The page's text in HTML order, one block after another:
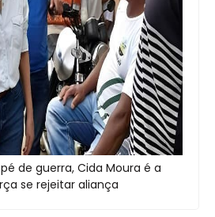
de guerra, Cida Moura é a
se rejeitar aliança